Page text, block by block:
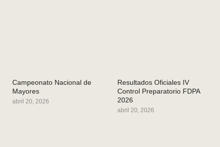
Campeonato Nacional de
Mayores
abril 20, 2026
Resultados Oficiales IV
Control Preparatorio FDPA
2026
abril 20, 2026